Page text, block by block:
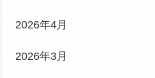
2026年4月
2026年3月